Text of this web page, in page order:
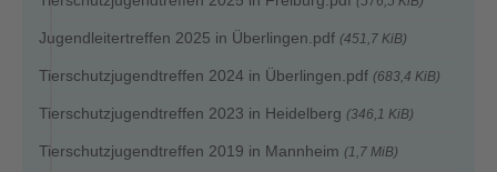
Jugendleitertreffen 2025 in Überlingen.pdf (451,7 KiB)
Tierschutzjugendtreffen 2024 in Überlingen.pdf (683,4 KiB)
Tierschutzjugendtreffen 2023 in Heidelberg (346,1 KiB)
Tierschutzjugendtreffen 2019 in Mannheim (1,7 MiB)